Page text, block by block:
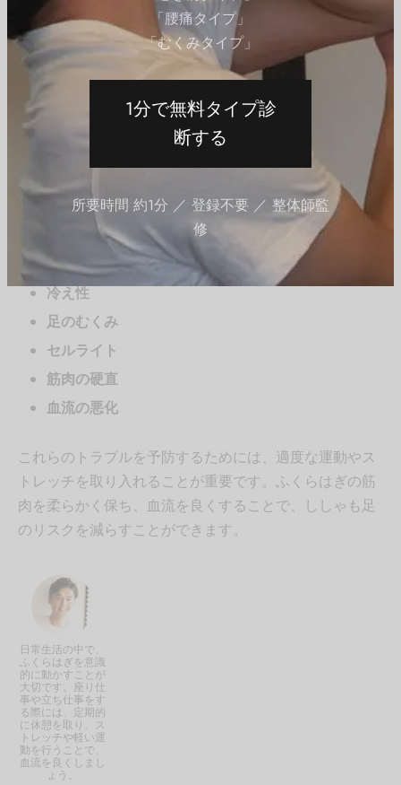
「腰痛タイプ」
「むくみタイプ」
1分で無料タイプ診
断する
所要時間 約1分 ／ 登録不要 ／ 整体師監
修
注意が必要です。
さらに、ししゃも足はセルライトの原因となることもあ
ります。セルライトは、皮下脂肪が硬くなり、肌の表面
に凸凹ができる状態を指します。ふくらはぎの筋肉が硬
くなると、血流が悪くなり、脂肪がつきやすくなるた
め、セルライトが形成されやすくなります。
以下は、ししゃも足が引き起こす可能性のある体のトラ
冷え性
足のむくみ
セルライト
筋肉の硬直
血流の悪化
これらのトラブルを予防するためには、適度な運動やス
トレッチを取り入れることが重要です。ふくらはぎの筋
肉を柔らかく保ち、血流を良くすることで、ししゃも足
のリスクを減らすことができます。
日常生活の中で、
ふくらはぎを意識
的に動かすことが
大切です。座り仕
事や立ち仕事をす
る際には、定期的
に休憩を取り、ス
トレッチや軽い運
動を行うことで、
血流を良くしまし
ょう。